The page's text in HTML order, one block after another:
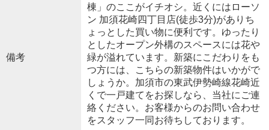
備考
棟」のここがイチオシ。近くにはローソ
ン 加須花崎四丁目店(徒歩3分)がありち
ょっとした買い物に便利です。ゆったり
としたオープン外構のスペースには花や
緑が溢れています。新築にこだわりをも
つ方には、こちらの新築物件はいかがで
しょうか。加須市の東武伊勢崎線花崎近
くで一戸建てをお探しなら、当社にご連
絡ください。お客様からのお問い合わせ
をスタッフ一同お待ちしております。